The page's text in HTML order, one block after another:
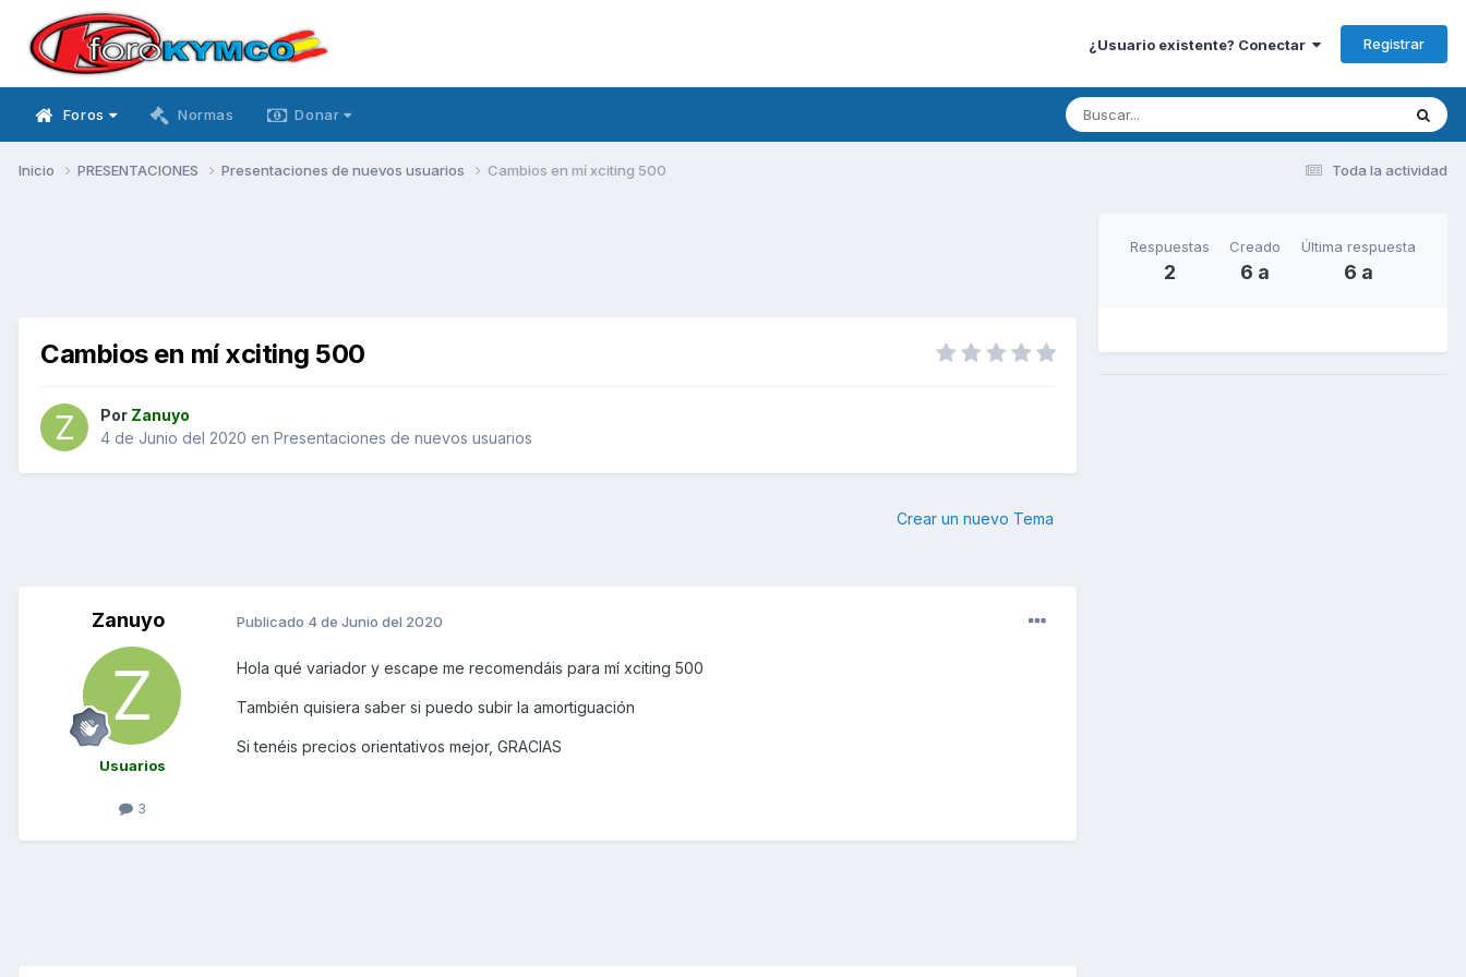
¿Usuario existente? Conectar Registrar
Foros Normas Donar
Toda la actividad
Inicio PRESENTACIONES Presentaciones de nuevos usuarios Cambios en mí xciting 500
Cambios en mí xciting 500
Por Zanuyo
4 de Junio del 2020 en Presentaciones de nuevos usuarios
Crear un nuevo Tema
Zanuyo
Usuarios
3
Publicado 4 de Junio del 2020
Hola qué variador y escape me recomendáis para mí xciting 500
También quisiera saber si puedo subir la amortiguación
Si tenéis precios orientativos mejor, GRACIAS
Respuestas
2
Creado
6 a
Última respuesta
6 a